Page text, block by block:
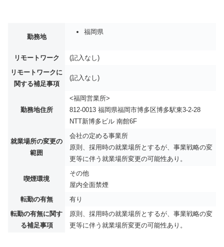
勤務地
福岡県
リモートワーク
(記入なし)
リモートワークに
関する補足事項
(記入なし)
勤務地住所
<福岡営業所>
812-0013 福岡県福岡市博多区博多駅東3-2-28
NTT新博多ビル 南館6F
就業場所の変更の
範囲
会社の定める事業所
原則、採用時の就業場所とするが、事業戦略の変
更等に伴う就業場所変更の可能性あり。
喫煙環境
その他
屋内全面禁煙
転勤の有無
有り
転勤の有無に関す
る補足事項
原則、採用時の就業場所とするが、事業戦略の変
更等に伴う就業場所変更の可能性あり。